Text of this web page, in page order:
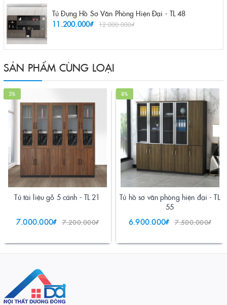
Tủ Đựng Hồ Sơ Văn Phòng Hiện Đại - TL 48
11.200.000₫
12.000.000₫
SẢN PHẨM CÙNG LOẠI
3%
Tủ tài liệu gỗ 5 cánh - TL 21
7.000.000₫ 7.200.000₫
8%
Tủ hồ sơ văn phòng hiện đại - TL
55
6.900.000₫
7.500.000₫